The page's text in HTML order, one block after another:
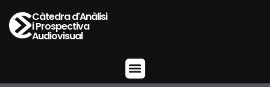
Càtedra d'Anàlisi
i Prospectiva
Audiovisual